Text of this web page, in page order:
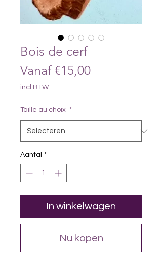
Bois de cerf
Vanaf €15,00Verkoopprijs
incl.BTW
Taille au choix *
Aantal *
In winkelwagen
Nu kopen